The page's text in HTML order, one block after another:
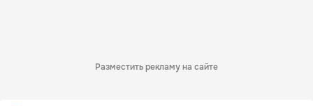
Разместить рекламу на сайте